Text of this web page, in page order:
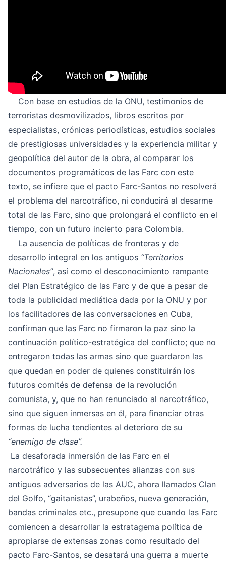
Con base en estudios de la ONU, testimonios de
terroristas desmovilizados, libros escritos por
especialistas, crónicas periodísticas, estudios sociales
de prestigiosas universidades y la experiencia militar y
geopolítica del autor de la obra, al comparar los
documentos programáticos de las Farc con este
texto, se infiere que el pacto Farc-Santos no resolverá
el problema del narcotráfico, ni conducirá al desarme
total de las Farc, sino que prolongará el conflicto en el
tiempo, con un futuro incierto para Colombia.
La ausencia de políticas de fronteras y de
desarrollo integral en los antiguos “Territorios
Nacionales”, así como el desconocimiento rampante
del Plan Estratégico de las Farc y de que a pesar de
toda la publicidad mediática dada por la ONU y por
los facilitadores de las conversaciones en Cuba,
confirman que las Farc no firmaron la paz sino la
continuación político-estratégica del conflicto; que no
entregaron todas las armas sino que guardaron las
que quedan en poder de quienes constituirán los
futuros comités de defensa de la revolución
comunista, y, que no han renunciado al narcotráfico,
sino que siguen inmersas en él, para financiar otras
formas de lucha tendientes al deterioro de su
“enemigo de clase”.
La desaforada inmersión de las Farc en el
narcotráfico y las subsecuentes alianzas con sus
antiguos adversarios de las AUC, ahora llamados Clan
del Golfo, “gaitanistas”, urabeños, nueva generación,
bandas criminales etc., presupone que cuando las Farc
comiencen a desarrollar la estratagema política de
apropiarse de extensas zonas como resultado del
pacto Farc-Santos, se desatará una guerra a muerte